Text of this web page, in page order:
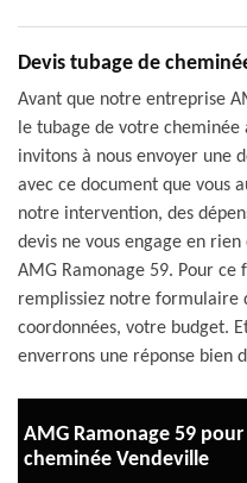
Devis tubage de
Avant que notre entreprise
le tubage de votre cheminée
invitons à nous envoyer une
avec ce document que vous
notre intervention, des
devis ne vous engage en
AMG Ramonage 59. Pour ce
remplissiez notre formulaire
coordonnées, votre budget.
enverrons une réponse bien
AMG Ramonage 59
cheminée Vendeville